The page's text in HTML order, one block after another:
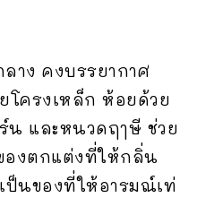
าง คงบรรยากาศ
โครงเหล็ก ห้อยด้วย
น และหนวดฤๅษี ช่วย
องตกแต่งที่ให้กลิ่น
ป็นของที่ให้อารมณ์เท่